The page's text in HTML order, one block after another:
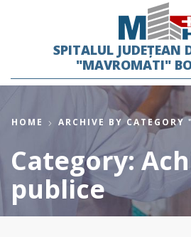
SPITALUL JUDEȚEAN
"MAVROMATI"
HOME ARCHIVE BY
Category:
publice